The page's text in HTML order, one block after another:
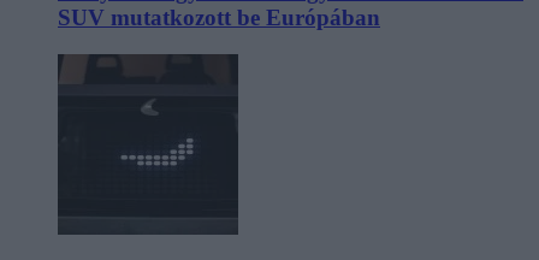
SUV mutatkozott be Európában